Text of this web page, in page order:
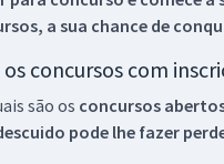
a sua chance de
concursos com
são os concursos
pode lhe fazer